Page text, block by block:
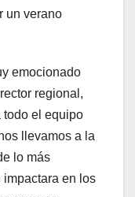
un verano
emocionado
regional,
todo el equipo
llevamos a la
lo más
impactara en los